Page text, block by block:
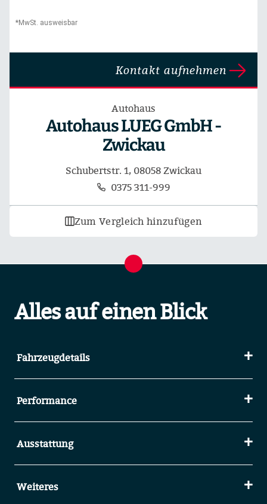
*MwSt. ausweisbar
Kontakt aufnehmen
Autohaus
Autohaus LUEG GmbH -
Zwickau
Schubertstr. 1, 08058 Zwickau
0375 311-999
Zum Vergleich hinzufügen
Alles auf einen Blick
Fahrzeugdetails
Performance
Ausstattung
Weiteres